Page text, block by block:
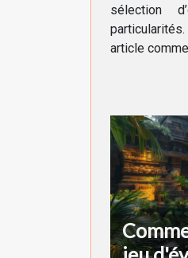
sélection
article